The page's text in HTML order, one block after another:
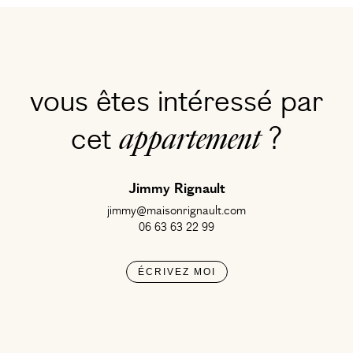
vous êtes intéressé par
cetappartement?
Jimmy Rignault
jimmy@maisonrignault.com
06 63 63 22 99
ÉCRIVEZ MOI